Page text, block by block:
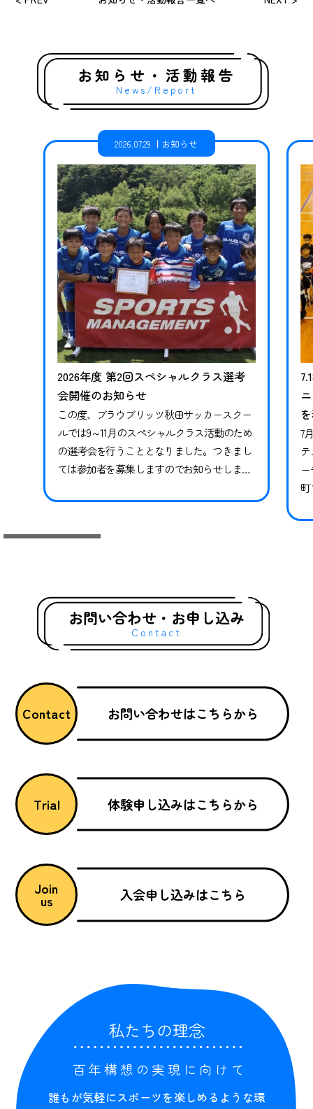
お知らせ・活動報告
News/Report
2026.07.29 お知らせ
2026年度 第2回スペシャルクラス選考
会開催のお知らせ
この度、ブラウブリッツ秋田サッカースクー
ルでは9～11月のスペシャルクラス活動のため
の選考会を行うこととなりました。つきまし
ては参加者を募集しますのでお知らせしま
継続ではありませんので、必ずお申し込みな
参加いただけなかった場合、対象期間のトレ
7
っ
お問い合わせ・お申し込み
Contact
Contact お問い合わせはこちらから
Trial 体験申し込みはこちらから
Join
us 入会申し込みはこちら
私たちの理念
百年構想の実現に向けて
誰もが気軽にスポーツを楽しめるような環